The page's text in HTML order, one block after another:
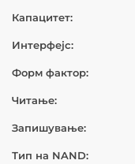
Капацитет:
Интерфејс:
Форм фактор:
Читање:
Запишување:
Тип на NAND: